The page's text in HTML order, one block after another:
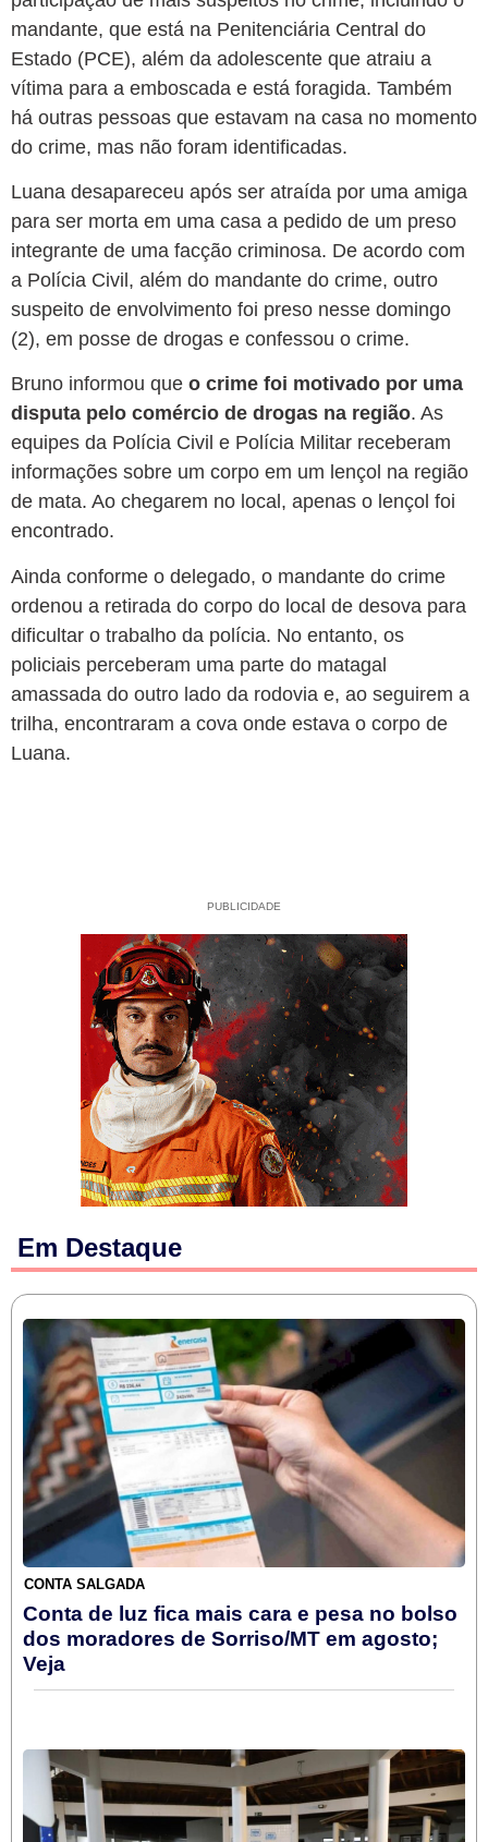
mandante, que está na Penitenciária Central do
Estado (PCE), além da adolescente que atraiu a
vítima para a emboscada e está foragida. Também
há outras pessoas que estavam na casa no momento
do crime, mas não foram identificadas.
Luana desapareceu após ser atraída por uma amiga
para ser morta em uma casa a pedido de um preso
integrante de uma facção criminosa. De acordo com
a Polícia Civil, além do mandante do crime, outro
suspeito de envolvimento foi preso nesse domingo
(2), em posse de drogas e confessou o crime.
Bruno informou que o crime foi motivado por uma
disputa pelo comércio de drogas na região. As
equipes da Polícia Civil e Polícia Militar receberam
informações sobre um corpo em um lençol na região
de mata. Ao chegarem no local, apenas o lençol foi
encontrado.
Ainda conforme o delegado, o mandante do crime
ordenou a retirada do corpo do local de desova para
dificultar o trabalho da polícia. No entanto, os
policiais perceberam uma parte do matagal
amassada do outro lado da rodovia e, ao seguirem a
trilha, encontraram a cova onde estava o corpo de
Luana.
PUBLICIDADE
Em Destaque
CONTA SALGADA
Conta de luz fica mais cara e pesa no bolso
dos moradores de Sorriso/MT em agosto;
Veja